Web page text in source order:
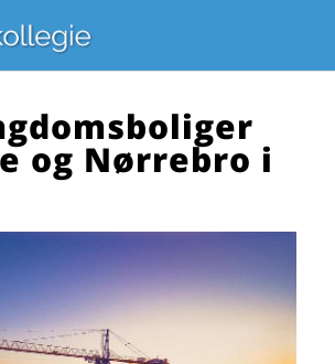
og Nørrebro i